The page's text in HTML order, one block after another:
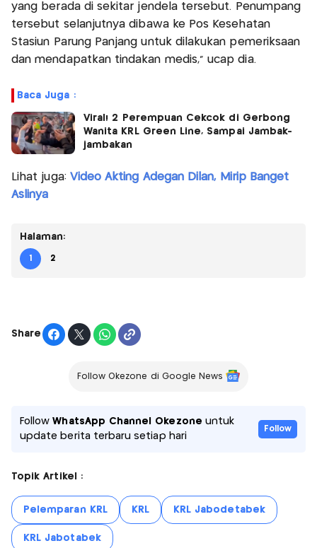
yang berada di sekitar jendela tersebut. Penumpang
tersebut selanjutnya dibawa ke Pos Kesehatan
Stasiun Parung Panjang untuk dilakukan pemeriksaan
dan mendapatkan tindakan medis," ucap dia.
Baca Juga :
Viral! 2 Perempuan Cekcok di Gerbong
Wanita KRL Green Line, Sampai Jambak-
jambakan
Lihat juga: Video Akting Adegan Dilan, Mirip Banget
Aslinya
Halaman:
1 2
Share
Follow Okezone di Google News
FollowWhatsApp Channel Okezone untuk
update berita terbaru setiap hari
Follow
Topik Artikel :
Pelemparan KRL KRL KRL Jabodetabek
KRL Jabotabek